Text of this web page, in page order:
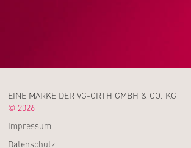
EINE MARKE DER VG-ORTH GMBH & CO. KG
© 2026
Impressum
Datenschutz